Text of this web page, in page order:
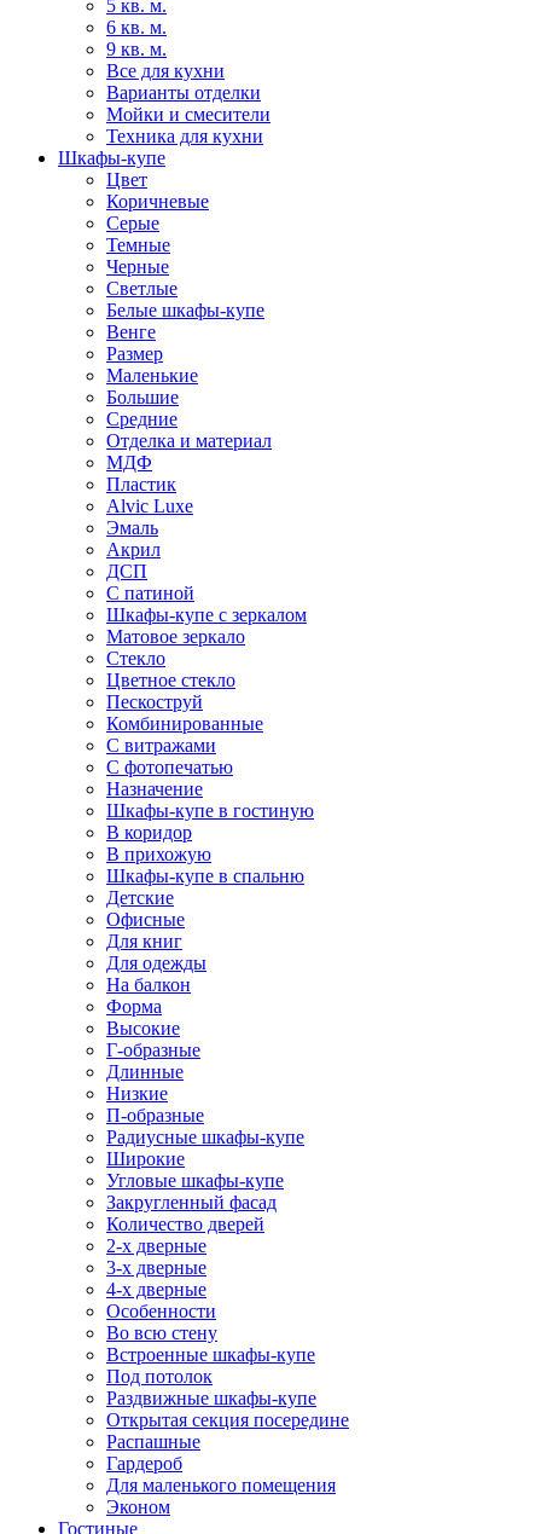
5 кв. м.
6 кв. м.
9 кв. м.
Все для кухни
Варианты отделки
Мойки и смесители
Техника для кухни
Шкафы-купе
Цвет
Коричневые
Серые
Темные
Черные
Светлые
Белые шкафы-купе
Венге
Размер
Маленькие
Большие
Средние
Отделка и материал
МДФ
Пластик
Alvic Luxe
Эмаль
Акрил
ДСП
С патиной
Шкафы-купе с зеркалом
Матовое зеркало
Стекло
Цветное стекло
Пескоструй
Комбинированные
С витражами
С фотопечатью
Назначение
Шкафы-купе в гостиную
В коридор
В прихожую
Шкафы-купе в спальню
Детские
Офисные
Для книг
Для одежды
На балкон
Форма
Высокие
Г-образные
Длинные
Низкие
П-образные
Радиусные шкафы-купе
Широкие
Угловые шкафы-купе
Закругленный фасад
Количество дверей
2-х дверные
3-х дверные
4-х дверные
Особенности
Во всю стену
Встроенные шкафы-купе
Под потолок
Раздвижные шкафы-купе
Открытая секция посередине
Распашные
Гардероб
Для маленького помещения
Эконом
Гостиные